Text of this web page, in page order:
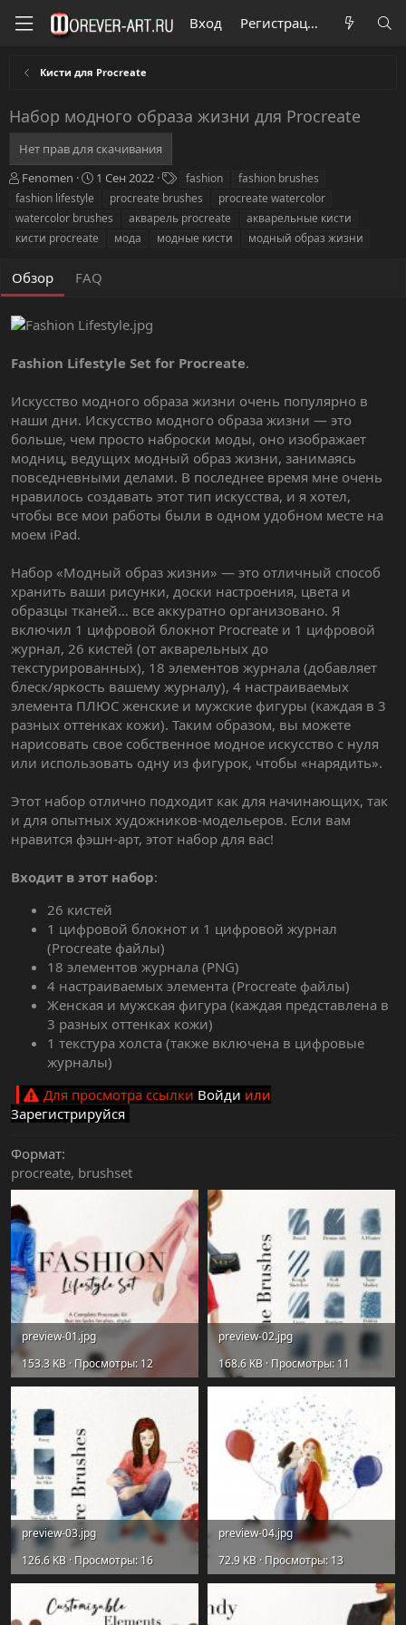
Вход Регистрация
Кисти для Procreate
Набор модного образа жизни для Procreate
Нет прав для скачивания
А
в
о
р
Fenomen
Д
т
а
с
з
н
я
1 Сен 2022
е
и
fashion
fashion brushes
fashion lifestyle
procreate brushes
procreate watercolor
watercolor brushes
акварель procreate
акварельные кисти
кисти procreate
мода модные кисти модный образ жизни
Обзор FAQ
Fashion Lifestyle Set for Procreate.
Искусство модного образа жизни очень популярно в
наши дни. Искусство модного образа жизни — это
больше, чем просто наброски моды, оно изображает
модниц, ведущих модный образ жизни, занимаясь
повседневными делами. В последнее время мне очень
нравилось создавать этот тип искусства, и я хотел,
чтобы все мои работы были в одном удобном месте на
моем iPad.
Набор «Модный образ жизни» — это отличный способ
хранить ваши рисунки, доски настроения, цвета и
образцы тканей… все аккуратно организовано. Я
включил 1 цифровой блокнот Procreate и 1 цифровой
журнал, 26 кистей (от акварельных до
текстурированных), 18 элементов журнала (добавляет
блеск/яркость вашему журналу), 4 настраиваемых
элемента ПЛЮС женские и мужские фигуры (каждая в 3
разных оттенках кожи). Таким образом, вы можете
нарисовать свое собственное модное искусство с нуля
или использовать одну из фигурок, чтобы «нарядить».
Этот набор отлично подходит как для начинающих, так
и для опытных художников-модельеров. Если вам
нравится фэшн-арт, этот набор для вас!
Входит в этот набор:
26 кистей
1 цифровой блокнот и 1 цифровой журнал
(Procreate файлы)
18 элементов журнала (PNG)
4 настраиваемых элемента (Procreate файлы)
Женская и мужская фигура (каждая представлена в
3 разных оттенках кожи)
1 текстура холста (также включена в цифровые
журналы)
Для просмотра ссылки Войди или
Зарегистрируйся
Формат
procreate brushset
preview-01.jpg
153.3 KB · Просмотры: 12
preview-02.jpg
168.6 KB · Просмотры: 11
preview-03.jpg
126.6 KB · Просмотры: 16
preview-04.jpg
72.9 KB · Просмотры: 13